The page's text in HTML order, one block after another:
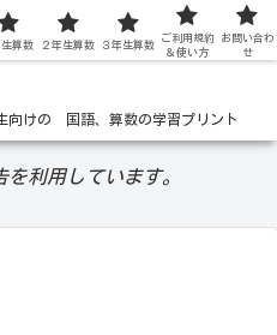
学習ドリル
向けの 国語、算数の学習プリント
利用しています。
生算数 ２年生算数 ３年生算数
ご利用規約
＆使い方
お問い合わ
せ